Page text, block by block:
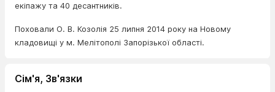
екіпажу та 40 десантників.
Поховали О. В. Козолія 25 липня 2014 року на Новому
кладо­вищі у м. Мелітополі Запорізької області.
Сім'я, Зв'язки